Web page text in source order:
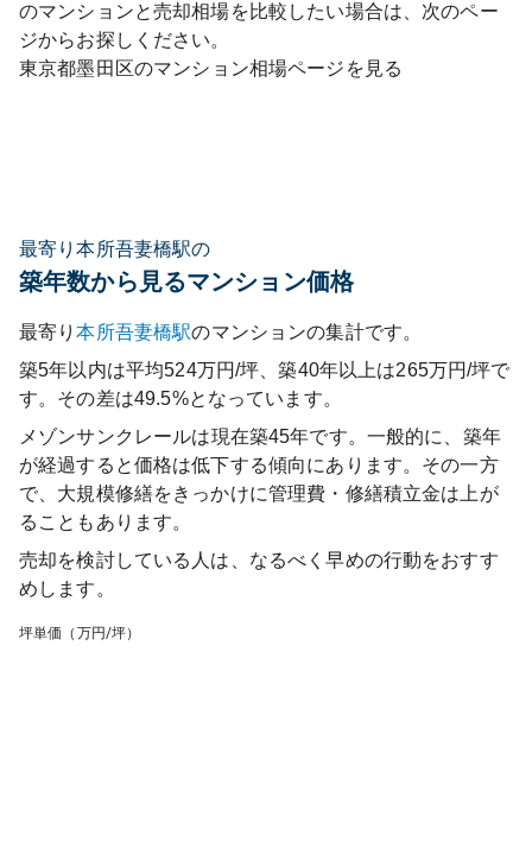
のマンションと売却相場を比較したい場合は、次のペー
ジからお探しください。
東京都墨田区のマンション相場ページを見る
最寄り本所吾妻橋駅の
築年数から見るマンション価格
最寄り本所吾妻橋駅のマンションの集計です。
築5年以内は平均524万円/坪、築40年以上は265万円/坪で
す。その差は49.5%となっています。
メゾンサンクレールは現在築45年です。一般的に、築年
が経過すると価格は低下する傾向にあります。その一方
で、大規模修繕をきっかけに管理費・修繕積立金は上が
ることもあります。
売却を検討している人は、なるべく早めの行動をおすす
めします。
坪単価（万円/坪）